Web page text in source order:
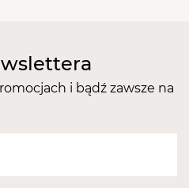
i bądź zawsze na